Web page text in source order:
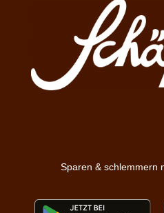
Sparen & schlemmern